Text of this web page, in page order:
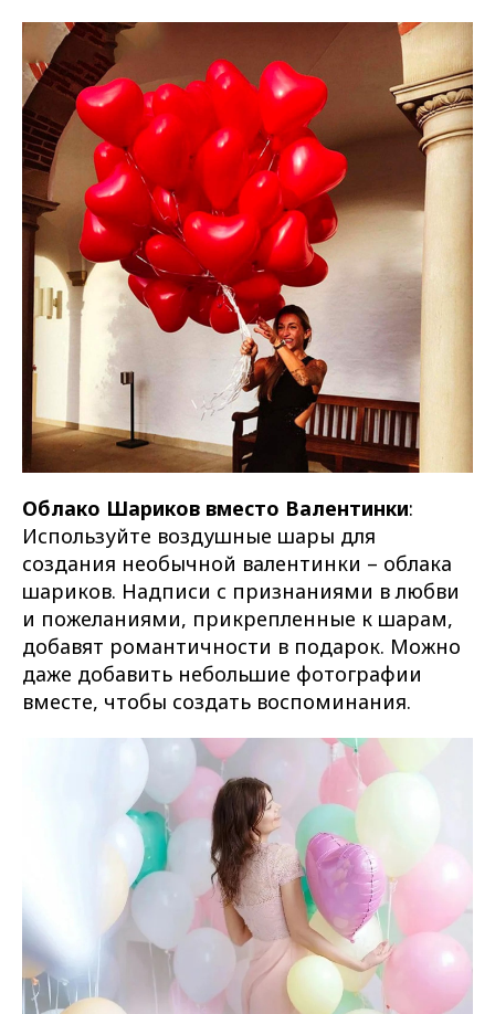
Облако Шариков вместо Валентинки:
Используйте воздушные шары для
создания необычной валентинки – облака
шариков. Надписи с признаниями в любви
и пожеланиями, прикрепленные к шарам,
добавят романтичности в подарок. Можно
даже добавить небольшие фотографии
вместе, чтобы создать воспоминания.